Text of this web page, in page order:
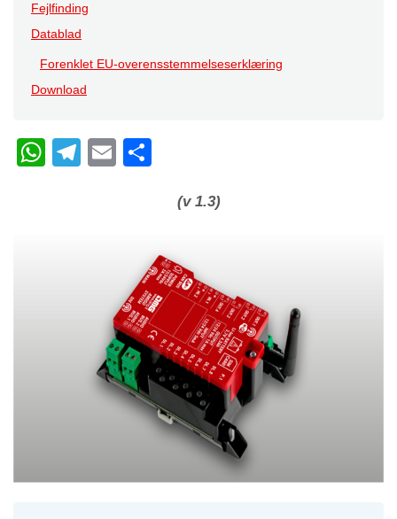
Fejlfinding
Datablad
Forenklet EU-overensstemmelseserklæring
Download
W
T
E
vi
di
(v 1.3)